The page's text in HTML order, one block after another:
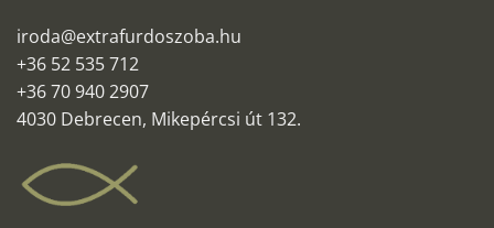
iroda@extrafurdoszoba.hu
+36 52 535 712
+36 70 940 2907
4030 Debrecen, Mikepércsi út 132.